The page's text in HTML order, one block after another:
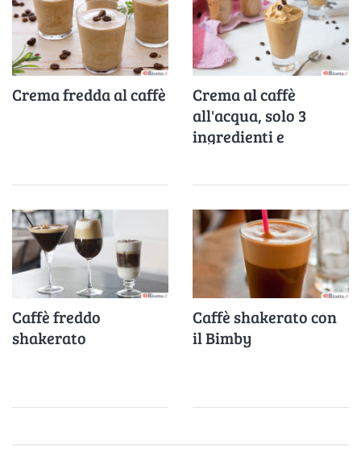
Crema fredda al caffè
Crema al caffè
all'acqua, solo 3
ingredienti e
Caffè freddo
shakerato
Caffè shakerato con
il Bimby